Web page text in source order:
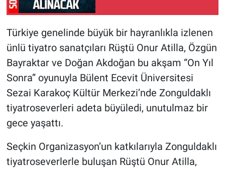
Türkiye genelinde büyük bir hayranlıkla izlenen
ünlü tiyatro sanatçıları Rüştü Onur Atilla, Özgün
Bayraktar ve Doğan Akdoğan bu akşam “On Yıl
Sonra” oyunuyla Bülent Ecevit Üniversitesi
Sezai Karakoç Kültür Merkezi’nde Zonguldaklı
tiyatroseverleri adeta büyüledi, unutulmaz bir
gece yaşattı.
Seçkin Organizasyon’un katkılarıyla Zonguldaklı
tiyatroseverlerle buluşan Rüştü Onur Atilla,